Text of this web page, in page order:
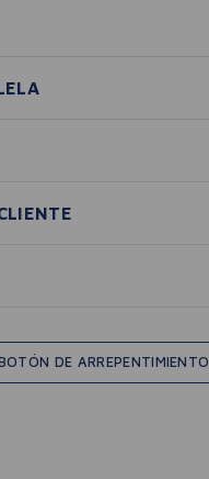
DE ARREPENTIMIENTO